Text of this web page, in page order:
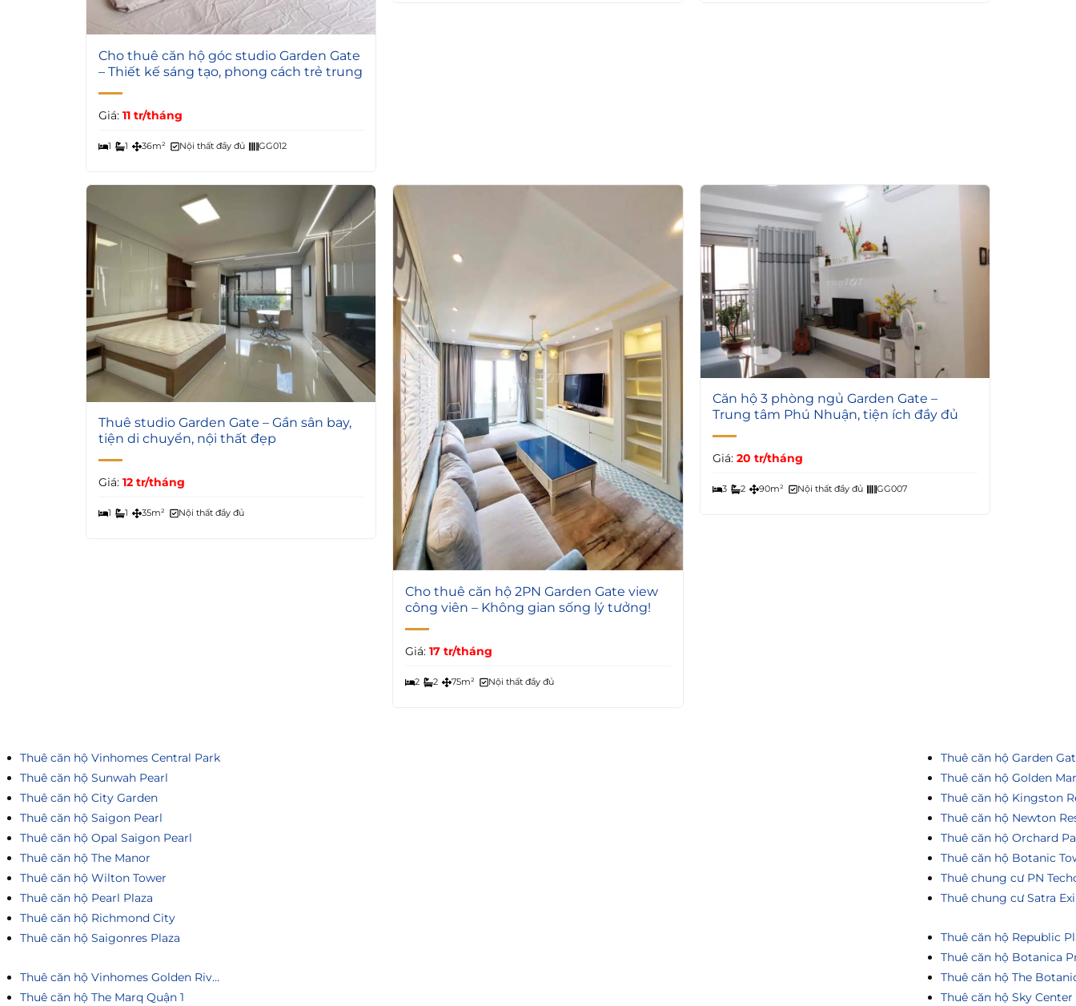
4
Cho thuê căn hộ góc studio Garden Gate
– Thiết kế sáng tạo, phong cách trẻ trung
Giá: 11 tr/tháng
1 1 36m² Nội thất đầy đủ GG012
4
Thuê studio Garden Gate – Gần sân bay,
tiện di chuyển, nội thất đẹp
Giá: 12 tr/tháng
1 1 35m² Nội thất đầy đủ
4
Cho thuê căn hộ 2PN Garden Gate view
công viên – Không gian sống lý tưởng!
Giá:17 tr/tháng
2 2 75m² Nội thất đầy đủ
4
Căn hộ 3 phòng ngủ Garden Gate –
Trung tâm Phú Nhuận, tiện ích đầy đủ
Giá: 20 tr/tháng
3 2 90m² Nội thất đầy đủ GG007
Thuê căn hộ Vinhomes Central Park
Thuê căn hộ Sunwah Pearl
Thuê căn hộ City Garden
Thuê căn hộ Saigon Pearl
Thuê căn hộ Opal Saigon Pearl
Thuê căn hộ The Manor
Thuê căn hộ Wilton Tower
Thuê căn hộ Pearl Plaza
Thuê căn hộ Richmond City
Thuê căn hộ Saigonres Plaza
Thuê căn hộ Vinhomes Golden River
Thuê căn hộ The Marq Quận 1
Thuê căn hộ Garden
Thuê căn hộ Golden
Thuê căn hộ Kingston
Thuê căn hộ Newton
Thuê căn hộ Orchard
Thuê căn hộ Botanic
Thuê chung cư PN
Thuê chung cư Satra
Thuê căn hộ Republic
Thuê căn hộ Botanica
Thuê căn hộ The
Thuê căn hộ Sky Center